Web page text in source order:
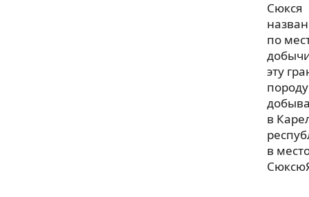
Сюкся
назван
по
эту
породу
в
в